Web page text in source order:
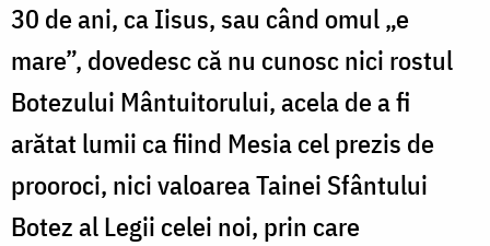
30 de ani, ca Iisus, sau când omul „e
mare”, dovedesc că nu cunosc nici rostul
Botezului Mântuitorului, acela de a fi
arătat lumii ca fiind Mesia cel prezis de
prooroci, nici valoarea Tainei Sfântului
Botez al Legii celei noi, prin care